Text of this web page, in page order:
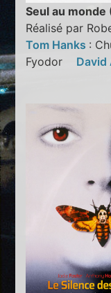
Seul au
Réalisé par
Tom Hanks :
Fyodor David